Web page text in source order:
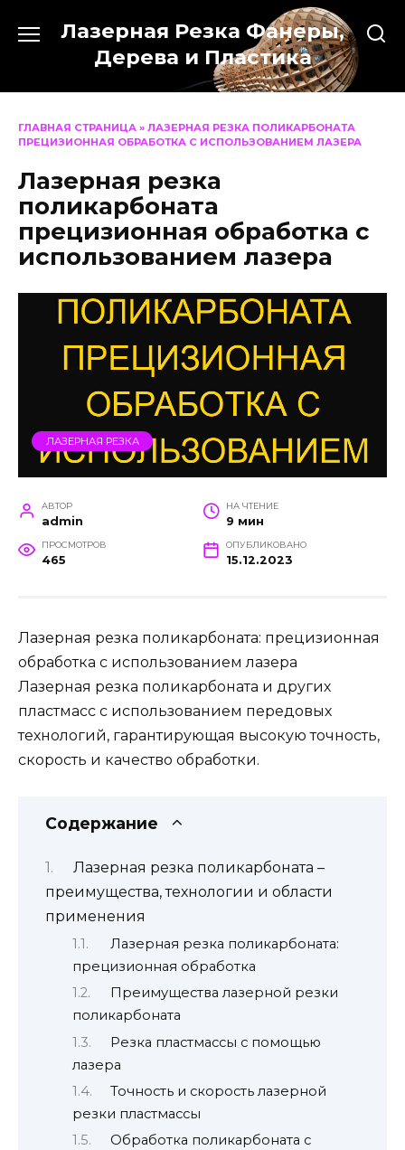
содержанию
Лазерная Резка Фанеры,
Дерева и Пластика
ГЛАВНАЯ СТРАНИЦА » ЛАЗЕРНАЯ РЕЗКА ПОЛИКАРБОНАТА
ПРЕЦИЗИОННАЯ ОБРАБОТКА С ИСПОЛЬЗОВАНИЕМ ЛАЗЕРА
Лазерная резка
поликарбоната
прецизионная обработка с
использованием лазера
ЛАЗЕРНАЯ РЕЗКА
АВТОР
admin
НА ЧТЕНИЕ
9 мин
ПРОСМОТРОВ
465
ОПУБЛИКОВАНО
15.12.2023
Лазерная резка поликарбоната: прецизионная
обработка с использованием лазера
Лазерная резка поликарбоната и других
пластмасс с использованием передовых
технологий, гарантирующая высокую точность,
скорость и качество обработки.
Содержание
Лазерная резка поликарбоната –
преимущества, технологии и области
применения
Лазерная резка поликарбоната:
прецизионная обработка
Преимущества лазерной резки
поликарбоната
Резка пластмассы с помощью
лазера
Точность и скорость лазерной
резки пластмассы
Обработка поликарбоната с